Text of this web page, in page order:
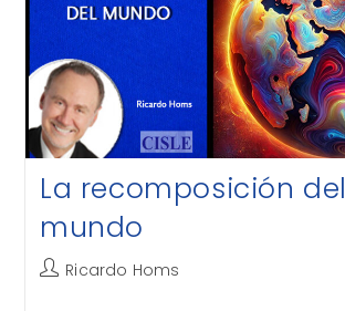
La recomposición del
mundo
AutorRicardo Homs